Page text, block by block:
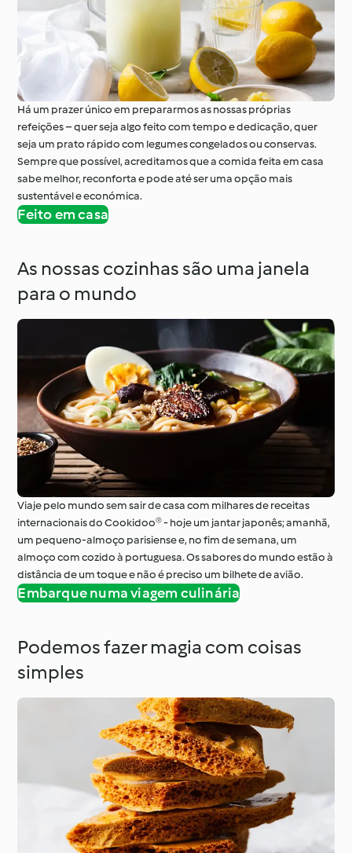
Há um prazer único em prepararmos as nossas próprias
refeições – quer seja algo feito com tempo e dedicação, quer
seja um prato rápido com legumes congelados ou conservas.
Sempre que possível, acreditamos que a comida feita em casa
sabe melhor, reconforta e pode até ser uma opção mais
sustentável e económica.
Feito em casa
As nossas cozinhas são uma janela
para o mundo
Viaje pelo mundo sem sair de casa com milhares de receitas
internacionais do Cookidoo® - hoje um jantar japonês; amanhã,
um pequeno-almoço parisiense e, no fim de semana, um
almoço com cozido à portuguesa. Os sabores do mundo estão à
distância de um toque e não é preciso um bilhete de avião.
Embarque numa viagem culinária
Podemos fazer magia com coisas
simples